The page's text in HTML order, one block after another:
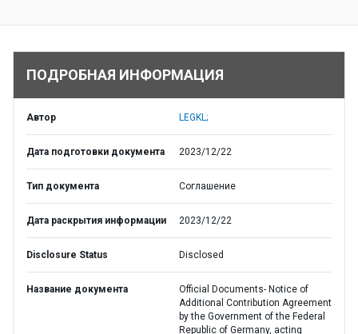
ПОДРОБНАЯ ИНФОРМАЦИЯ
Автор LEGKL;
Дата подготовки документа 2023/12/22
Тип документа Соглашение
Дата раскрытия информации 2023/12/22
Disclosure Status Disclosed
Название документа
Official Documents- Notice of
Additional Contribution Agreement
by the Government of the Federal
Republic of Germany, acting